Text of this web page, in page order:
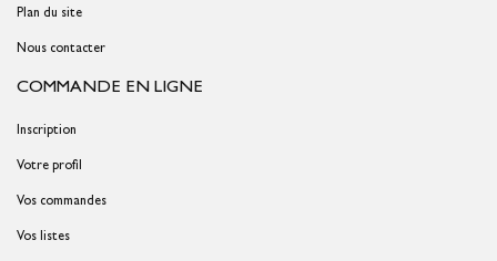
Plan du site
Nous contacter
COMMANDE EN LIGNE
Inscription
Votre profil
Vos commandes
Vos listes